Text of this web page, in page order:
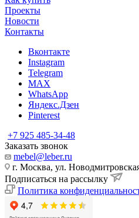
Проекты
Новости
Контакты
Вконтакте
Instagram
Telegram
MAX
WhatsApp
Яндекс.Дзен
Pinterest
+7 925 485-34-48
Заказать звонок
mebel@leber.ru
г. Москва, ул.
Подписаться на рассылку
Политика